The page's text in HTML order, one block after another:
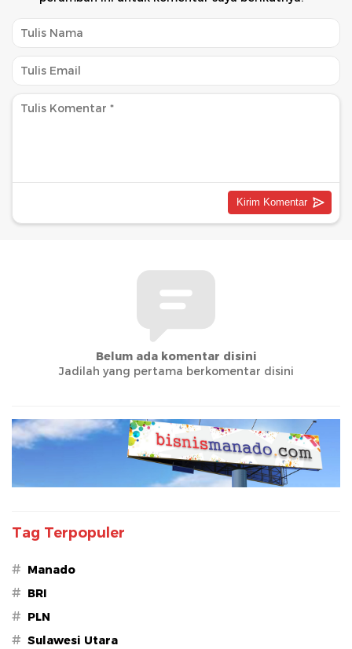
Belum ada komentar disini
Jadilah yang pertama berkomentar disini
Tag Terpopuler
# Manado
# BRI
# PLN
# Sulawesi Utara